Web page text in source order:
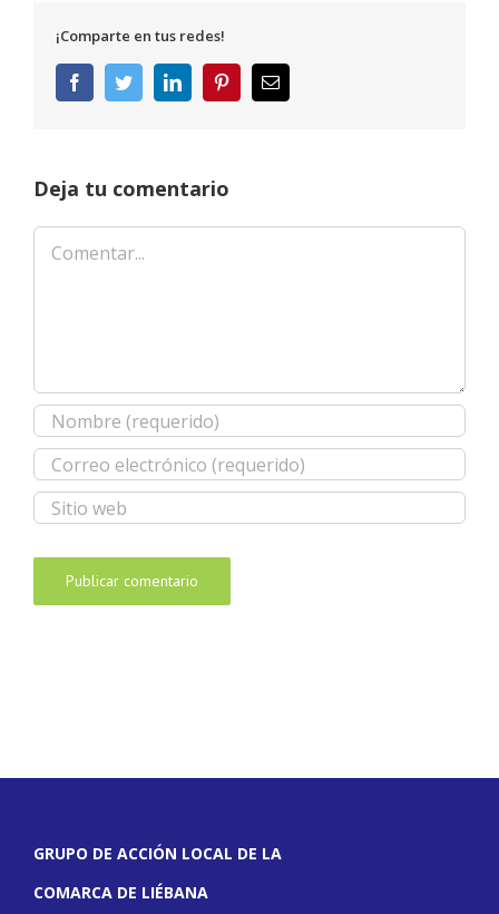
¡Comparte en tus redes!
FacebookTwitterLinkedInPinterestCorreo
electrónico
Deja tu comentario
Comentar
GRUPO DE ACCIÓN LOCAL DE LA
COMARCA DE LIÉBANA